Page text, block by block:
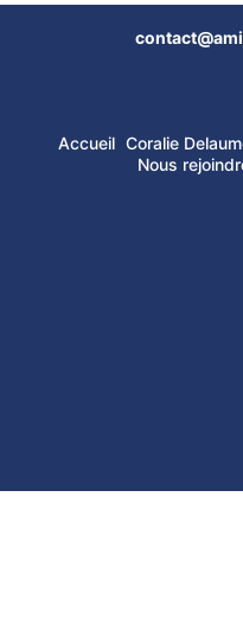
Accueil Coralie
Nous